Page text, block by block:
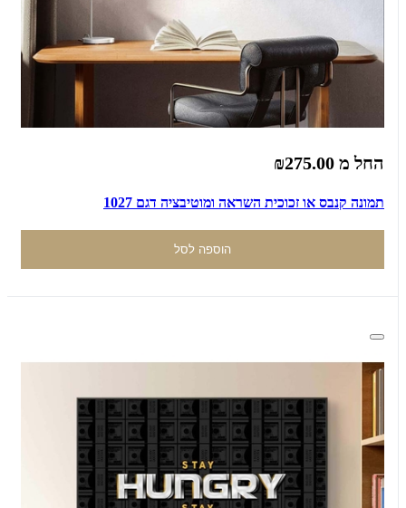
החל מ ₪275.00
תמונה קנבס או זכוכית השראה ומוטיבציה דגם 1027
הוספה לסל